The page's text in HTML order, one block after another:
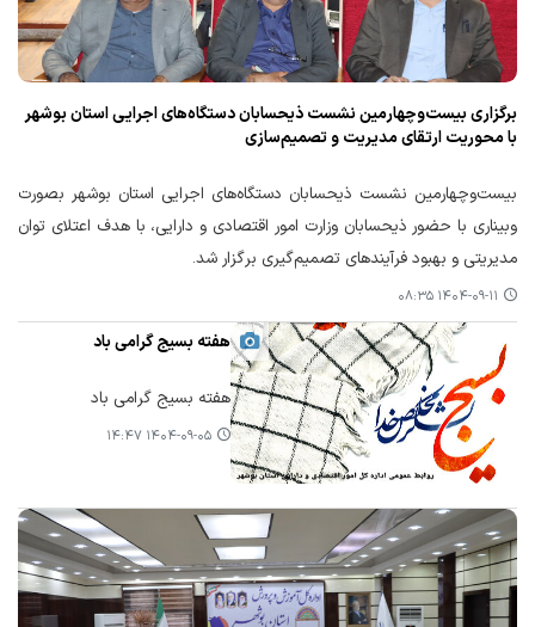
برگزاری بیست‌وچهارمین نشست ذیحسابان دستگاه‌های اجرایی استان بوشهر
با محوریت ارتقای مدیریت و تصمیم‌سازی
بیست‌وچهارمین نشست ذیحسابان دستگاه‌های اجرایی استان بوشهر بصورت
وبیناری با حضور ذیحسابان وزارت امور اقتصادی و دارایی، با هدف اعتلای توان
مدیریتی و بهبود فرآیندهای تصمیم‌گیری برگزار شد.
۱۴۰۴-۰۹-۱۱ ۰۸:۳۵
هفته بسیج گرامی باد
هفته بسیج گرامی باد
۱۴۰۴-۰۹-۰۵ ۱۴:۴۷